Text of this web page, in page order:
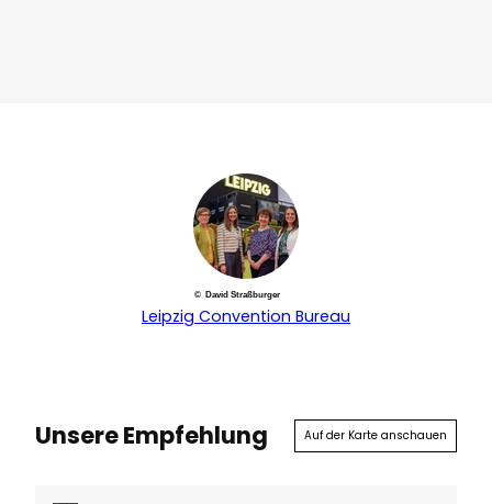
© David Straßburger
Leipzig Convention Bureau
Unsere Empfehlung Auf der Karte anschauen